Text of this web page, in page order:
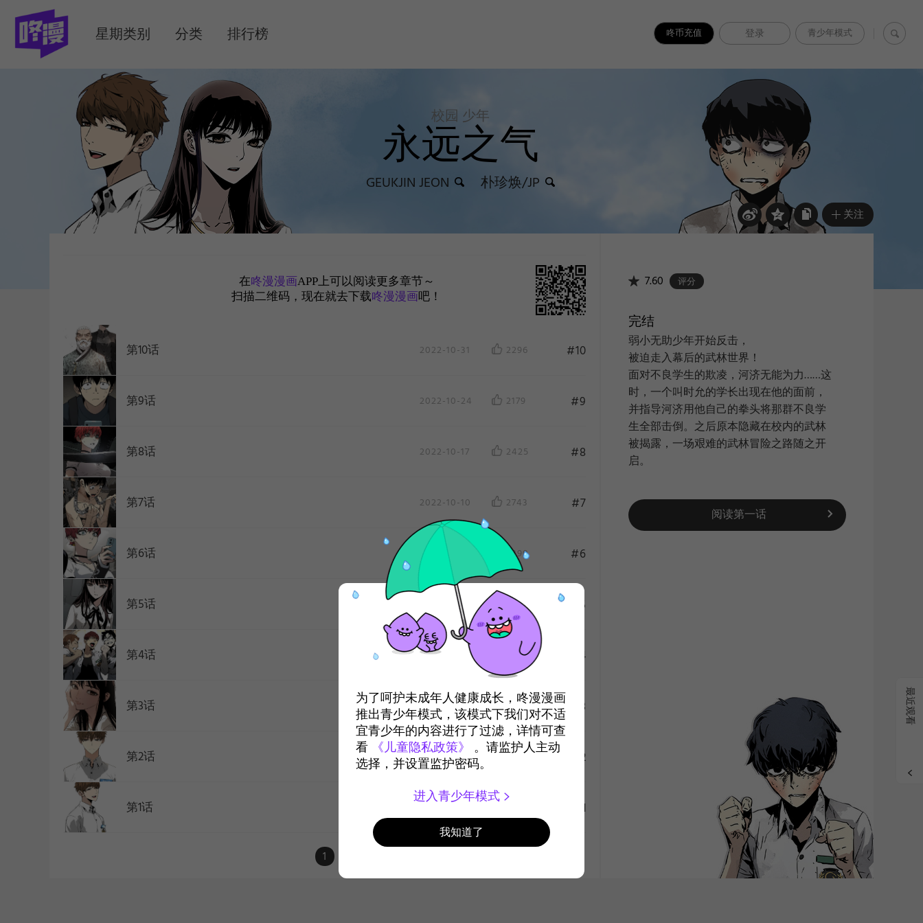
咚币充值 登录 青少年模式
星期类别 分类 排行榜
校园 少年
永远之气
GEUKJIN JEON
作
朴珍焕/JP
关注
在咚漫漫画APP上可以阅读更多章节～
扫描二维码，现在就去下载咚漫漫画吧！
第10话 2022-10-31 2296 #10
第9话 2022-10-24
like
2179 #9
第8话 2022-10-17
like
2425 #8
第7话 2022-10-10 2743 #7
第6话 2022-10-3 3390 #6
第5话 2022-9-26 3768 #5
第4话 2022-9-19 4570 #4
第3话 2022-9-12 5275 #3
第2话 2022-9-12 6579 #2
第1话 #1
1
7.60 评分
完结
弱小无助少年开始反击，
被迫走入幕后的武林世界！
面对不良学生的欺凌，河济无能为力……这
时，一个叫时允的学长出现在他的面前，
并指导河济用他自己的拳头将那群不良学
生全部击倒。之后原本隐藏在校内的武林
被揭露，一场艰难的武林冒险之路随之开
启。
阅读第一话
为了呵护未成年人健康成长，咚漫漫画
推出青少年模式，该模式下我们对不适
宜青少年的内容进行了过滤，详情可查
看
《儿童隐私政策》
。请监护人主动
选择，并设置监护密码。
进入青少年模式
我知道了
最近观看